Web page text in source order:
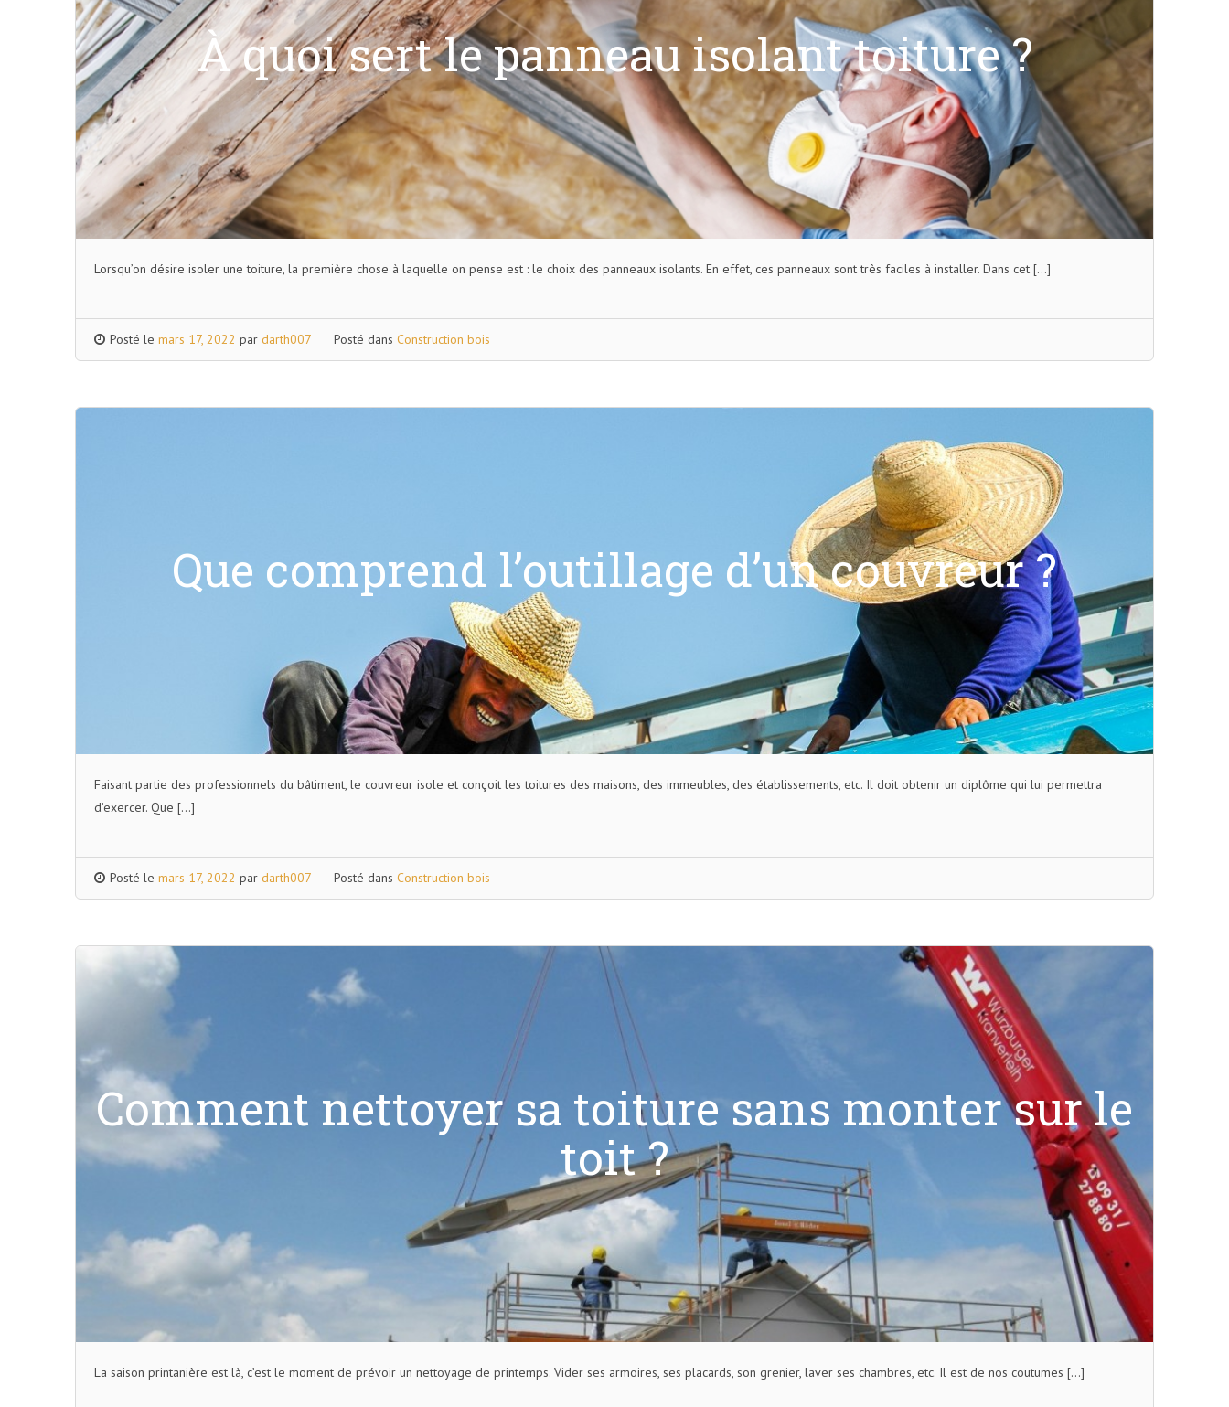
À quoi sert le panneau isolant toiture ?
Lorsqu’on désire isoler une toiture, la première chose à laquelle on pense est : le choix des panneaux isolants. En effet, ces panneaux sont très faciles à installer. Dans cet […]
Posté le mars 17, 2022 par darth007 Posté dans Construction bois
Que comprend l’outillage d’un couvreur ?
Faisant partie des professionnels du bâtiment, le couvreur isole et conçoit les toitures des maisons, des immeubles, des établissements, etc. Il doit obtenir un diplôme qui lui permettra
d’exercer. Que […]
Posté le mars 17, 2022 par darth007 Posté dans Construction bois
Comment nettoyer sa toiture sans monter sur le
toit ?
La saison printanière est là, c’est le moment de prévoir un nettoyage de printemps. Vider ses armoires, ses placards, son grenier, laver ses chambres, etc. Il est de nos coutumes […]